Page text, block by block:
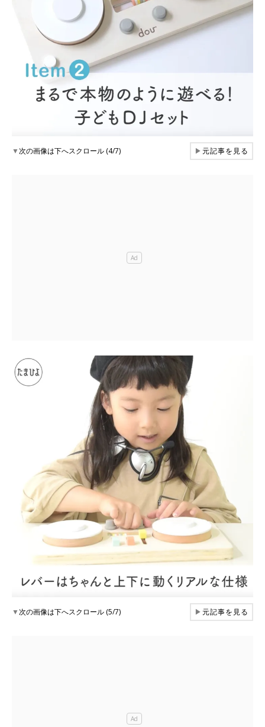
▼次の画像は下へスクロール (4/7) ▶元記事を見る
▼次の画像は下へスクロール (5/7) ▶元記事を見る